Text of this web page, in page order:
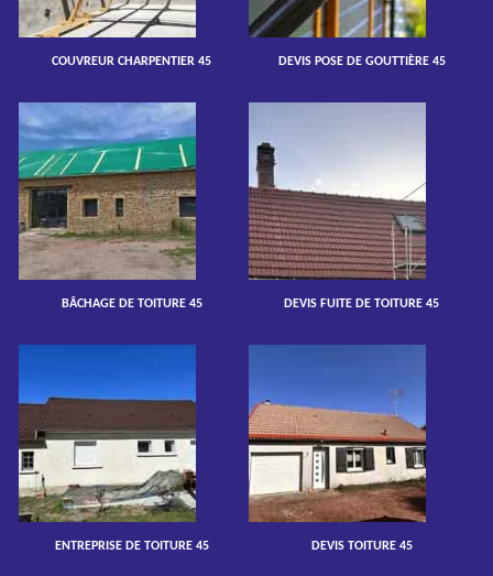
COUVREUR CHARPENTIER 45 DEVIS POSE DE GOUTTIÈRE 45
BÂCHAGE DE TOITURE 45 DEVIS FUITE DE TOITURE 45
ENTREPRISE DE TOITURE 45 DEVIS TOITURE 45